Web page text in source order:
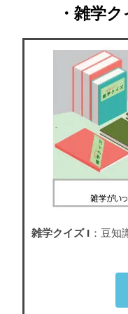
・雑学
雑学クイズ I ：豆